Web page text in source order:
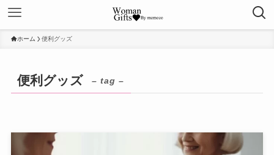
ホーム 便利グッズ
便利グッズ – tag –